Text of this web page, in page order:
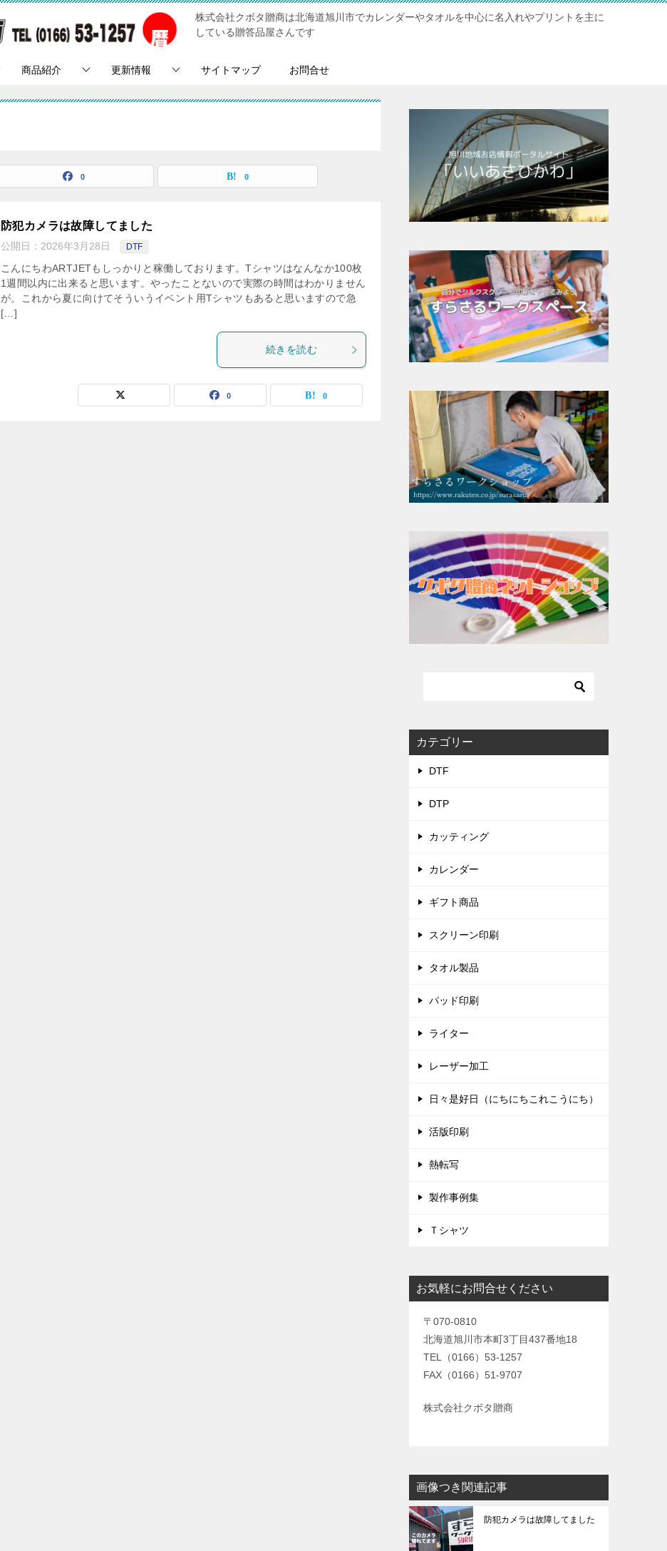
株式会社クボタ贈商は北海道旭川市でカレンダーやタオルを中心に名入れやプリントを主に
している贈答品屋さんです
商品紹介 更新情報 サイトマップ お問合せ
0 0
防犯カメラは故障してました
公開日： 2026年3月28日 DTF
こんにちわARTJETもしっかりと稼働しております。Tシャツはなんなか100枚
1週間以内に出来ると思います。やったことないので実際の時間はわかりません
が。これから夏に向けてそういうイベント用Tシャツもあると思いますので急
[…]
続きを読む
0 0
カテゴリー
DTF
DTP
カッティング
カレンダー
ギフト商品
スクリーン印刷
タオル製品
パッド印刷
ライター
レーザー加工
日々是好日（にちにちこれこうにち）
活版印刷
熱転写
製作事例集
Ｔシャツ
お気軽にお問合せください
〒070-0810
北海道旭川市本町3丁目437番地18
TEL（0166）53-1257
FAX（0166）51-9707
株式会社クボタ贈商
画像つき関連記事
防犯カメラは故障してました